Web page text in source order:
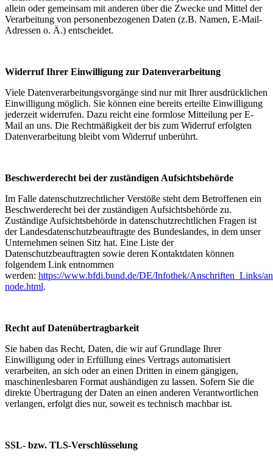
allein oder gemeinsam mit anderen über die Zwecke und Mittel der
Verarbeitung von personenbezogenen Daten (z.B. Namen, E-Mail-
Adressen o. Ä.) entscheidet.
Widerruf Ihrer Einwilligung zur Datenverarbeitung
Viele Datenverarbeitungsvorgänge sind nur mit Ihrer ausdrücklichen
Einwilligung möglich. Sie können eine bereits erteilte Einwilligung
jederzeit widerrufen. Dazu reicht eine formlose Mitteilung per E-
Mail an uns. Die Rechtmäßigkeit der bis zum Widerruf erfolgten
Datenverarbeitung bleibt vom Widerruf unberührt.
Beschwerderecht bei der zuständigen Aufsichtsbehörde
Im Falle datenschutzrechtlicher Verstöße steht dem Betroffenen ein
Beschwerderecht bei der zuständigen Aufsichtsbehörde zu.
Zuständige Aufsichtsbehörde in datenschutzrechtlichen Fragen ist
der Landesdatenschutzbeauftragte des Bundeslandes, in dem unser
Unternehmen seinen Sitz hat. Eine Liste der
Datenschutzbeauftragten sowie deren Kontaktdaten können
folgendem Link entnommen
werden: https://www.bfdi.bund.de/DE/Infothek/Anschriften_Links/
node.html.
Recht auf Datenübertragbarkeit
Sie haben das Recht, Daten, die wir auf Grundlage Ihrer
Einwilligung oder in Erfüllung eines Vertrags automatisiert
verarbeiten, an sich oder an einen Dritten in einem gängigen,
maschinenlesbaren Format aushändigen zu lassen. Sofern Sie die
direkte Übertragung der Daten an einen anderen Verantwortlichen
verlangen, erfolgt dies nur, soweit es technisch machbar ist.
SSL- bzw. TLS-Verschlüsselung